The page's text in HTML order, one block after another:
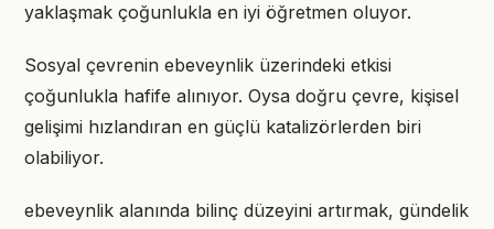
yaklaşmak çoğunlukla en iyi öğretmen oluyor.
Sosyal çevrenin ebeveynlik üzerindeki etkisi
çoğunlukla hafife alınıyor. Oysa doğru çevre, kişisel
gelişimi hızlandıran en güçlü katalizörlerden biri
olabiliyor.
ebeveynlik alanında bilinç düzeyini artırmak, gündelik